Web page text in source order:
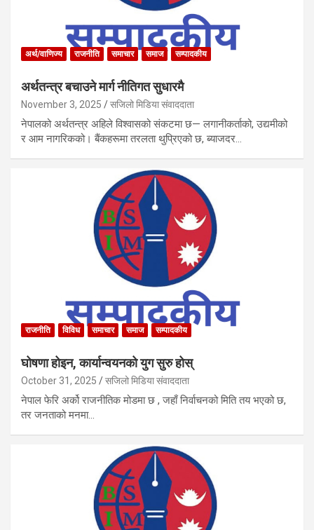
अर्थ/वाणिज्य राजनीति समाचार समाज सम्पादकीय
अर्थतन्त्र बचाउने मार्ग नीतिगत सुधारमै
November 3, 2025 सजिलो मिडिया संवाददाता
नेपालको अर्थतन्त्र अहिले विश्वासको संकटमा छ— लगानीकर्ताको, उद्यमीको
र आम नागरिकको। बैंकहरूमा तरलता थुप्रिएको छ, ब्याजदर…
राजनीति विविध समाचार समाज सम्पादकीय
घोषणा होइन, कार्यान्वयनको युग सुरु होस्
October 31, 2025 सजिलो मिडिया संवाददाता
नेपाल फेरि अर्को राजनीतिक मोडमा छ , जहाँ निर्वाचनको मिति तय भएको छ,
तर जनताको मनमा…